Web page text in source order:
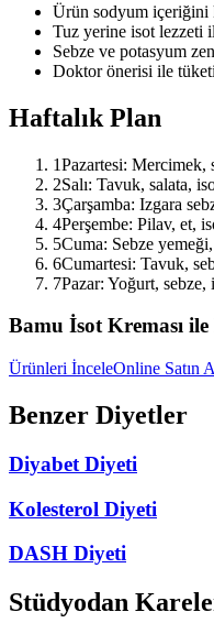
Ürün sodyum içeriğini
Tuz yerine isot lezzeti
Sebze ve potasyum
Doktor önerisi ile
Haftalık Plan
1Pazartesi: Mercimek,
2Salı: Tavuk, salata,
3Çarşamba: Izgara
4Perşembe: Pilav, et,
5Cuma: Sebze
6Cumartesi: Tavuk,
7Pazar: Yoğurt, sebze,
Bamu İsot Kreması
Ürünleri İnceleOnline Satın
Benzer Diyetler
Diyabet Diyeti
Kolesterol Diyeti
DASH Diyeti
Stüdyodan